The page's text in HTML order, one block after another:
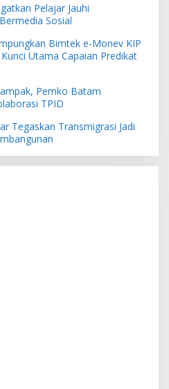
Pelajar Jauhi
Sosial
Bimtek e-Monev KIP
Utama Capaian Predikat
Pemko Batam
TPID
Tegaskan Transmigrasi Jadi